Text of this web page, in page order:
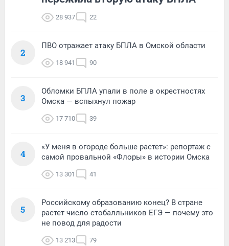
28 937 22
2
ПВО отражает атаку БПЛА в Омской области
18 941 90
3
Обломки БПЛА упали в поле в окрестностях
Омска — вспыхнул пожар
17 710 39
4
«У меня в огороде больше растет»: репортаж с
самой провальной «Флоры» в истории Омска
13 301 41
5
Российскому образованию конец? В стране
растет число стобалльников ЕГЭ — почему это
не повод для радости
13 213 79